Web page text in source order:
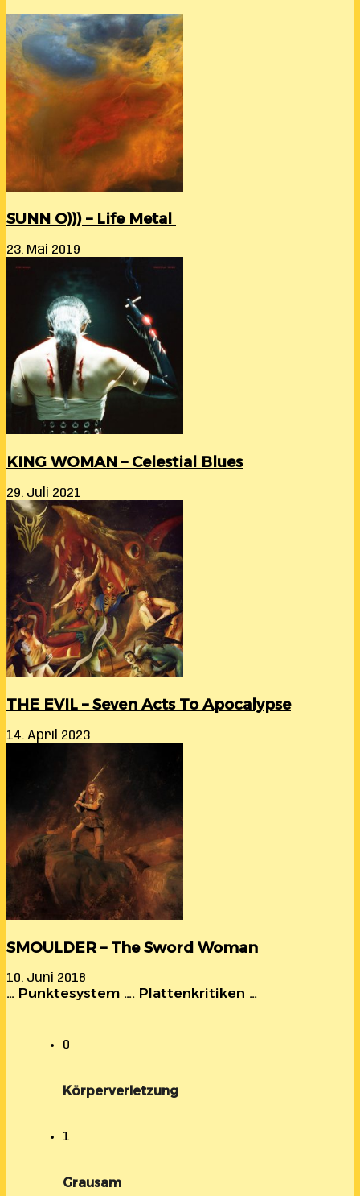
SUNN O))) – Life Metal
23. Mai 2019
KING WOMAN – Celestial Blues
29. Juli 2021
THE EVIL – Seven Acts To Apocalypse
14. April 2023
SMOULDER – The Sword Woman
10. Juni 2018
… Punktesystem …. Plattenkritiken …
0
Körperverletzung
1
Grausam